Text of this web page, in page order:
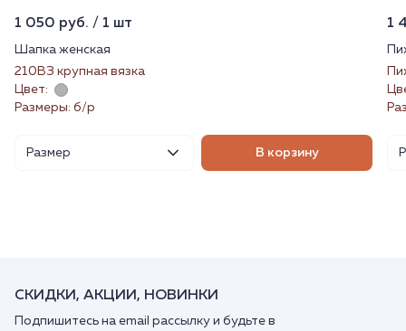
1 050 руб. / 1 шт
Шапка женская
210ВЗ крупная вязка
Цвет:
Размеры: б/р
Размер В корзину
1
СКИДКИ, АКЦИИ, НОВИНКИ
Подпишитесь на email рассылку и будьте в